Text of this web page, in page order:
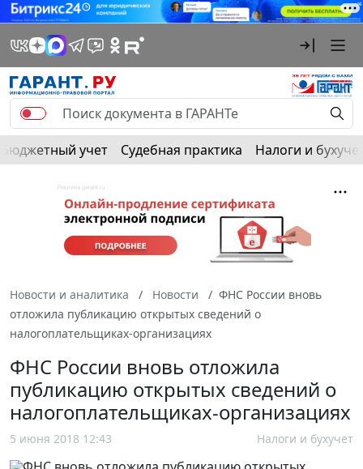
Бюджетный учет Судебная практика Налоги и
Новости и аналитика Новости
ФНС России вновь
отложила публикацию открытых сведений о
налогоплательщиках-организациях
ФНС России вновь отложила
публикацию открытых сведений о
налогоплательщиках-организациях
5 июня 2018 12:43 Налоги и бухучет